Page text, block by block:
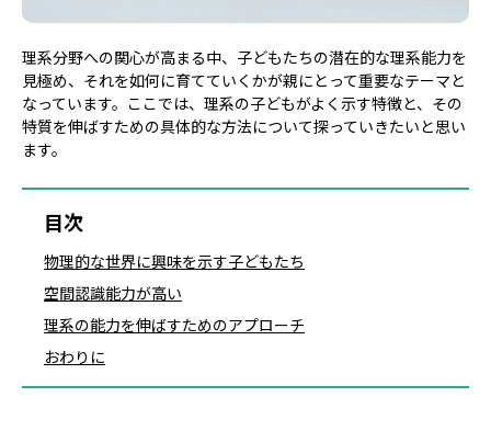
理系分野への関心が高まる中、子どもたちの潜在的な理系能力を
見極め、それを如何に育てていくかが親にとって重要なテーマと
なっています。ここでは、理系の子どもがよく示す特徴と、その
特質を伸ばすための具体的な方法について探っていきたいと思い
ます。
目次
物理的な世界に興味を示す子どもたち
空間認識能力が高い
理系の能力を伸ばすためのアプローチ
おわりに